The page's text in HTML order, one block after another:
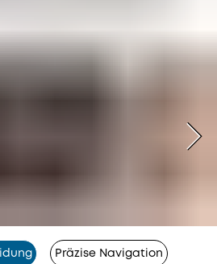
Präzise Navigation